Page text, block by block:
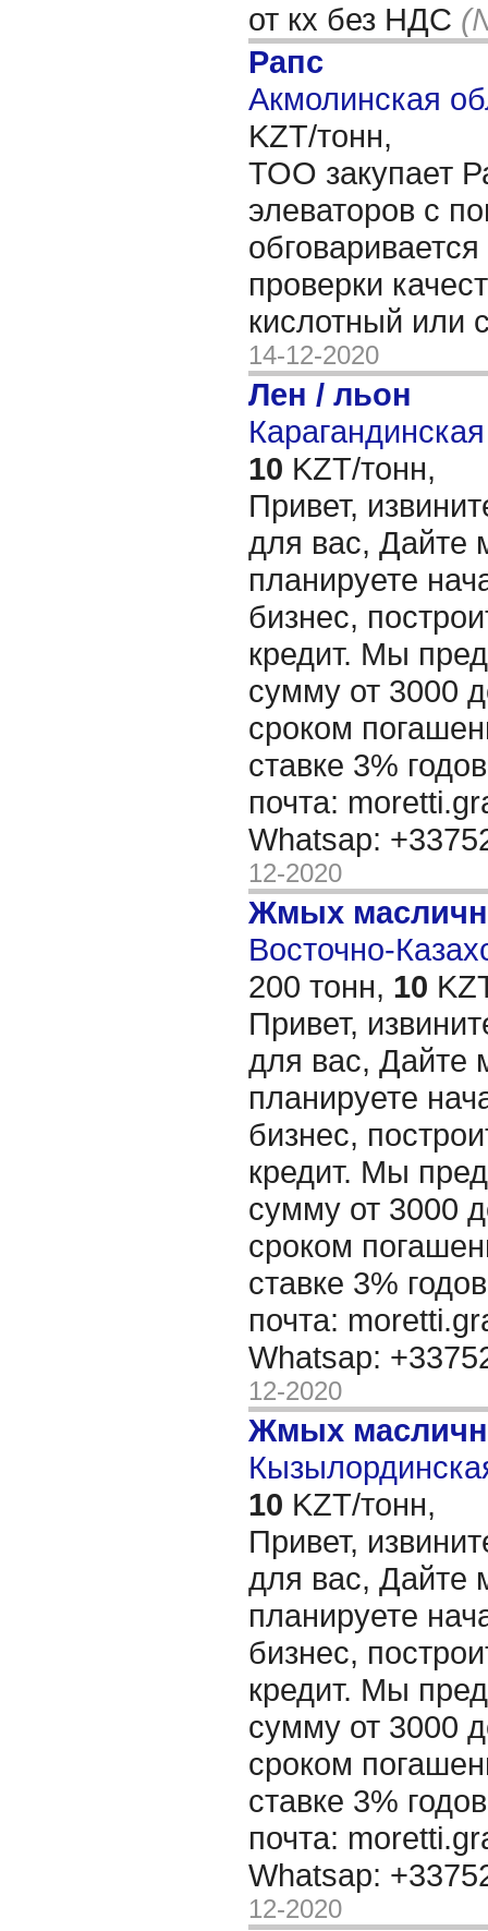
от кх без НДС
Рапс
Акмолинская
KZT/тонн,
ТОО закупает
элеваторов с
проверки
кислотный или
14-12-2020
Лен / льон
10 KZT/тонн,
Привет,
для вас, Дайте
планируете
бизнес,
кредит. Мы
сумму от 3000
сроком
ставке 3%
почта:
Whatsap:
12-2020
Жмых
Восточно-
200 тонн, 10
Привет,
для вас, Дайте
планируете
бизнес,
кредит. Мы
сумму от 3000
сроком
ставке 3%
почта:
Whatsap:
12-2020
Жмых
10 KZT/тонн,
Привет,
для вас, Дайте
планируете
бизнес,
кредит. Мы
сумму от 3000
сроком
ставке 3%
почта:
Whatsap:
12-2020